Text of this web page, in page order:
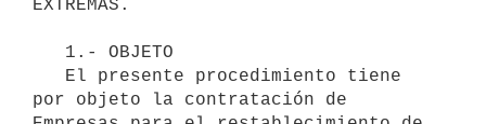
EXTREMAS.
por objeto la contratación de